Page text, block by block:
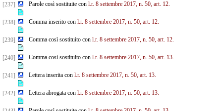
[237] Parole così sostituite con l.r. 8 settembre 2017, n. 50, art. 12.
[238] Comma inserito con l.r. 8 settembre 2017, n. 50, art. 12.
[239] Comma così sostituito con l.r. 8 settembre 2017, n. 50, art. 12.
[240] Comma così sostituito con l.r. 8 settembre 2017, n. 50, art. 13.
[241] Lettera inserita con l.r. 8 settembre 2017, n. 50, art. 13.
[242] Lettera abrogata con l.r. 8 settembre 2017, n. 50, art. 13.